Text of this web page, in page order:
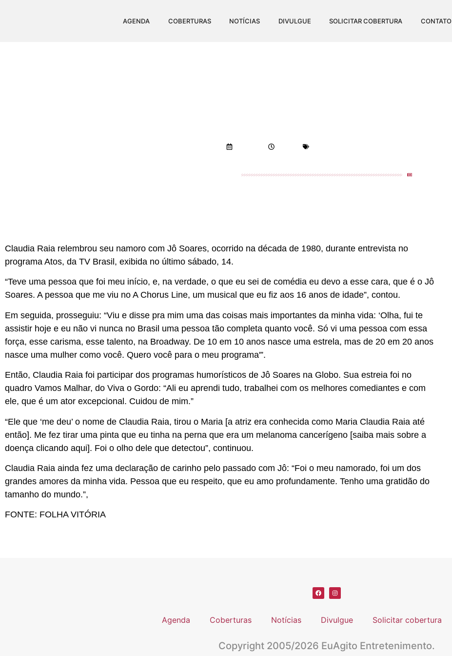
AGENDA COBERTURAS NOTÍCIAS DIVULGUE SOLICITAR COBERTURA CONTATO
17/12/2019
Claudia Raia relembrou seu namoro com Jô Soares, ocorrido na década de 1980, durante entrevista no
programa Atos, da TV Brasil, exibida no último sábado, 14.
“Teve uma pessoa que foi meu início, e, na verdade, o que eu sei de comédia eu devo a esse cara, que é o Jô
Soares. A pessoa que me viu no A Chorus Line, um musical que eu fiz aos 16 anos de idade”, contou.
Em seguida, prosseguiu: “Viu e disse pra mim uma das coisas mais importantes da minha vida: ‘Olha, fui te
assistir hoje e eu não vi nunca no Brasil uma pessoa tão completa quanto você. Só vi uma pessoa com essa
força, esse carisma, esse talento, na Broadway. De 10 em 10 anos nasce uma estrela, mas de 20 em 20 anos
nasce uma mulher como você. Quero você para o meu programa'”.
Então, Claudia Raia foi participar dos programas humorísticos de Jô Soares na Globo. Sua estreia foi no
quadro Vamos Malhar, do Viva o Gordo: “Ali eu aprendi tudo, trabalhei com os melhores comediantes e com
ele, que é um ator excepcional. Cuidou de mim.”
“Ele que ‘me deu’ o nome de Claudia Raia, tirou o Maria [a atriz era conhecida como Maria Claudia Raia até
então]. Me fez tirar uma pinta que eu tinha na perna que era um melanoma cancerígeno [saiba mais sobre a
doença clicando aqui]. Foi o olho dele que detectou”, continuou.
Claudia Raia ainda fez uma declaração de carinho pelo passado com Jô: “Foi o meu namorado, foi um dos
grandes amores da minha vida. Pessoa que eu respeito, que eu amo profundamente. Tenho uma gratidão do
tamanho do mundo.”,
FONTE: FOLHA VITÓRIA
Agenda Coberturas Notícias Divulgue Solicitar cobertura
Copyright 2005/2026 EuAgito Entretenimento.